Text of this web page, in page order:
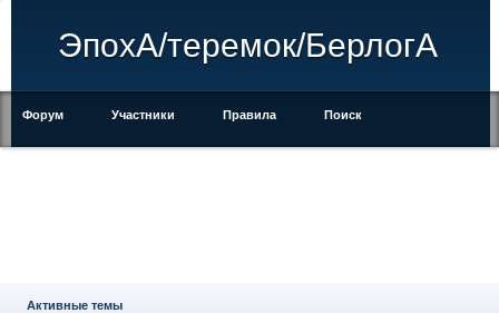
ЭпохА/теремок/БерлогА
Форум Участники Правила Поиск
Активные темы